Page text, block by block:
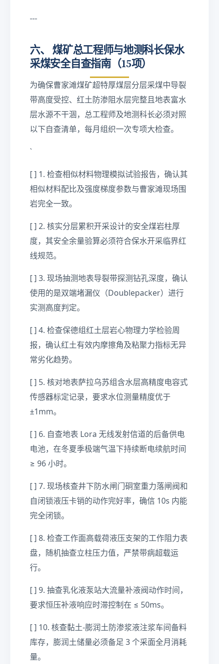
}
---
六、 煤矿总工程师与地测科长保水
采煤安全自查指南（15项）
为确保曹家滩煤矿超特厚煤层分层采煤中导裂
带高度受控、红土防渗阻水层完整且地表富水
层水源不干涸，总工程师及地测科长必须对照
以下自查清单，每月组织一次专项大检查。
`
[ ] 1. 检查相似材料物理模拟试验报告，确认其
相似材料配比及强度梯度参数与曹家滩现场围
岩完全一致。
[ ] 2. 核实分层累积开采设计的安全煤岩柱厚
度，其安全余量验算必须符合保水开采临界红
线规范。
[ ] 3. 现场抽测地表导裂带探测钻孔深度，确认
使用的是双端堵漏仪（Doublepacker）进行
实测高度判定。
[ ] 4. 检查保德组红土层岩心物理力学检验周
报，确认红土有效内摩擦角及粘聚力指标无异
常劣化趋势。
[ ] 5. 核对地表萨拉乌苏组含水层高精度电容式
传感器标定记录，要求水位测量精度优于
±1mm。
[ ] 6. 自查地表 Lora 无线发射信道的后备供电
电池，在冬夏季极端气温下持续断电续航时间
≥ 96 小时。
[ ] 7. 现场核查井下防水闸门硐室重力落闸阀和
自闭锁液压卡销的动作完好率，确信 10s 内能
完全闭锁。
[ ] 8. 检查工作面高载荷液压支架的工作阻力表
盘，随机抽查立柱压力值，严禁带病超载运
行。
[ ] 9. 抽查乳化液泵站大流量补液阀动作时间，
要求恒压补液响应时滞控制在 ≤ 50ms。
[ ] 10. 核查黏土-膨润土防渗浆液注浆车间备料
库存，膨润土储量必须备足 3 个采面全月消耗
量。